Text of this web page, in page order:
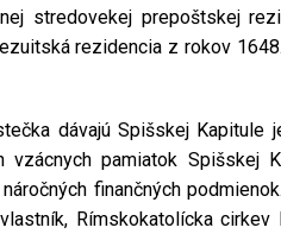
stredovekej prepoštskej
rezidencia z rokov
dávajú Spišskej
pamiatok Spišskej
finančných
Rímskokatolícka